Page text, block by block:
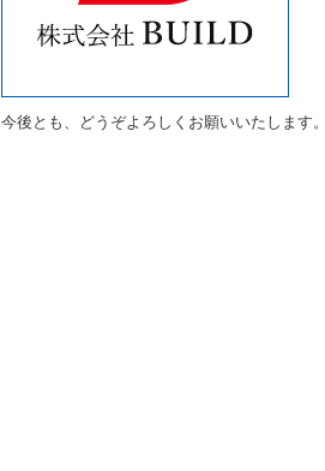
今後とも、どうぞよろしくお願いいたします。